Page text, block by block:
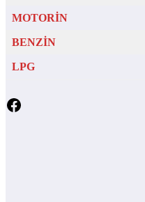
MOTORİN
BENZİN
LPG
Facebook